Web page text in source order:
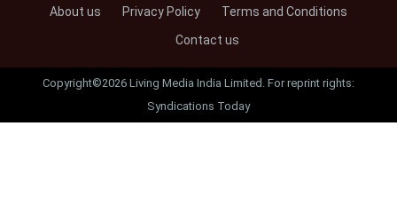
About us Privacy Policy
Terms and Conditions
Contact us
Copyright©2026 Living Media India Limited. For reprint rights:
Syndications Today